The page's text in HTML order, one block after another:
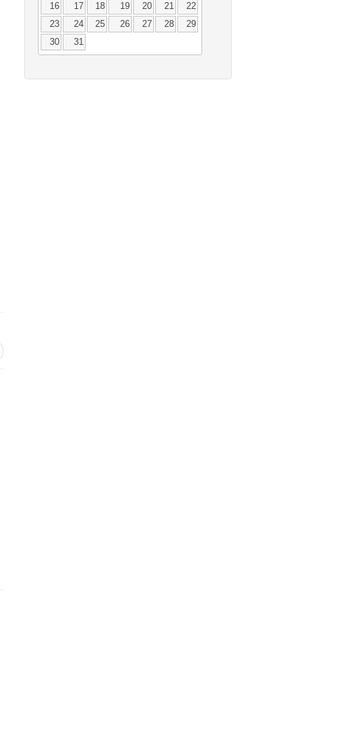
16
17 18 19 20 21
22
23
24 25 26 27 28
29
30
31